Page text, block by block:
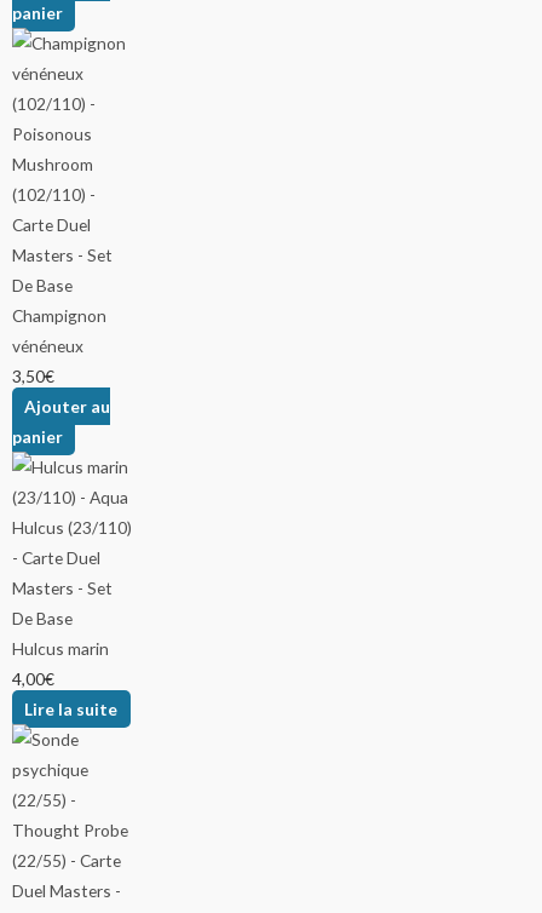
panier
Champignon
vénéneux
3,50€
Ajouter au
panier
Hulcus marin
4,00€
Lire la suite